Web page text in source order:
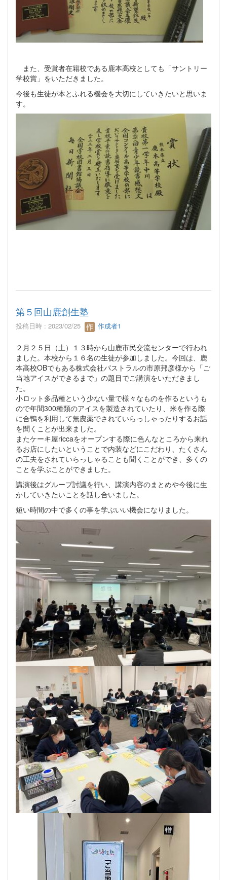
また、受賞者在籍校である鹿本高校としても「サントリー
学校賞」をいただきました。
今後も生徒が本とふれる機会を大切にしていきたいと思いま
す。
第５回山鹿創生塾
投稿日時 : 2023/02/25 作成者1
２月２５日（土）１３時から山鹿市民交流センターで行われ
ました。本校から１６名の生徒が参加しました。今回は、鹿
本高校OBでもある株式会社パストラルの市原邦彦様から「ご
当地アイスができるまで」の題目でご講演をいただきまし
た。
小ロット多品種という少ない量で様々なものを作るというも
ので年間300種類のアイスを製造されていたり、米を作る際
に合鴨を利用して無農薬でされていらっしゃったりするお話
を聞くことが出来ました。
またケーキ屋riccaをオープンする際に色んなところから来れ
るお店にしたいということで内装などにこだわり、たくさん
の工夫をされていらっしゃることも聞くことができ、多くの
ことを学ぶことができました。
講演後はグループ討議を行い、講演内容のまとめや今後に生
かしていきたいことを話し合いました。
短い時間の中で多くの事を学ぶいい機会になりました。